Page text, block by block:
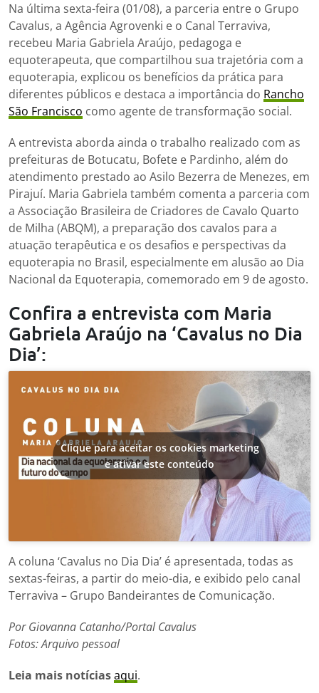
Na última sexta-feira (01/08), a parceria entre o Grupo
Cavalus, a Agência Agrovenki e o Canal Terraviva,
recebeu Maria Gabriela Araújo, pedagoga e
equoterapeuta, que compartilhou sua trajetória com a
equoterapia, explicou os benefícios da prática para
diferentes públicos e destaca a importância do Rancho
São Francisco como agente de transformação social.
A entrevista aborda ainda o trabalho realizado com as
prefeituras de Botucatu, Bofete e Pardinho, além do
atendimento prestado ao Asilo Bezerra de Menezes, em
Pirajuí. Maria Gabriela também comenta a parceria com
a Associação Brasileira de Criadores de Cavalo Quarto
de Milha (ABQM), a preparação dos cavalos para a
atuação terapêutica e os desafios e perspectivas da
equoterapia no Brasil, especialmente em alusão ao Dia
Nacional da Equoterapia, comemorado em 9 de agosto.
Confira a entrevista com Maria
Gabriela Araújo na ‘Cavalus no Dia
Dia’:
Clique para aceitar os cookies marketing
e ativar este conteúdo
A coluna ‘Cavalus no Dia Dia’ é apresentada, todas as
sextas-feiras, a partir do meio-dia, e exibido pelo canal
Terraviva – Grupo Bandeirantes de Comunicação.
Por Giovanna Catanho/Portal Cavalus
Fotos: Arquivo pessoal
Leia mais notíciasaqui.